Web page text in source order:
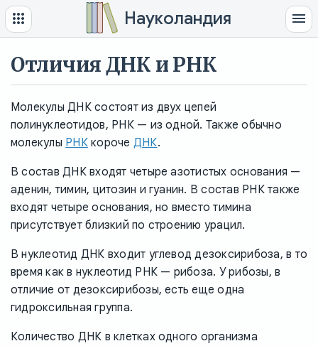
Науколандия
Отличия ДНК и РНК
Молекулы ДНК состоят из двух цепей
полинуклеотидов, РНК — из одной. Также обычно
молекулы РНКкороче ДНК.
В состав ДНК входят четыре азотистых основания —
аденин, тимин, цитозин и гуанин. В состав РНК также
входят четыре основания, но вместо тимина
присутствует близкий по строению урацил.
В нуклеотид ДНК входит углевод дезоксирибоза, в то
время как в нуклеотид РНК — рибоза. У рибозы, в
отличие от дезоксирибозы, есть еще одна
гидроксильная группа.
Количество ДНК в клетках одного организма